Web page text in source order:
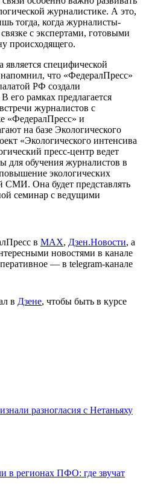
журналистике. А это,
тогда, когда журналисты-
с экспертами, готовыми
происходящего.
является специфической
что «ФедералПресс»
РФ создали
его рамках предлагается
журналистов с
«ФедералПресс» и
на базе Экологического
«Экологического интенсива
пресс-центр ведет
для обучения журналистов в
экологических
СМИ. Она будет представлять
семинар с ведущими
в МАХ, Дзен.Новости, а
новостями в канале
— в telegram-канале
в Дзене, чтобы быть в курсе
разногласия с Нетаньяху
в регионах ПФО: где звучат